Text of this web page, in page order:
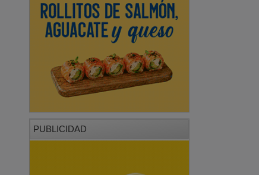
PUBLICIDAD